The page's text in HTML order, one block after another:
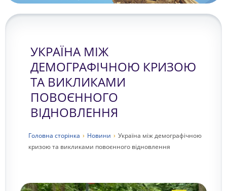
УКРАЇНА МІЖ
ДЕМОГРАФІЧНОЮ КРИЗОЮ
ТА ВИКЛИКАМИ
ПОВОЄННОГО
ВІДНОВЛЕННЯ
Головна сторiнка › Новини › Україна між демографічною
кризою та викликами повоєнного відновлення